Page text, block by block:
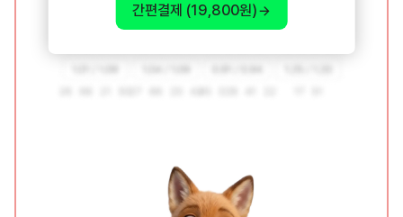
간편결제 (19,800원)